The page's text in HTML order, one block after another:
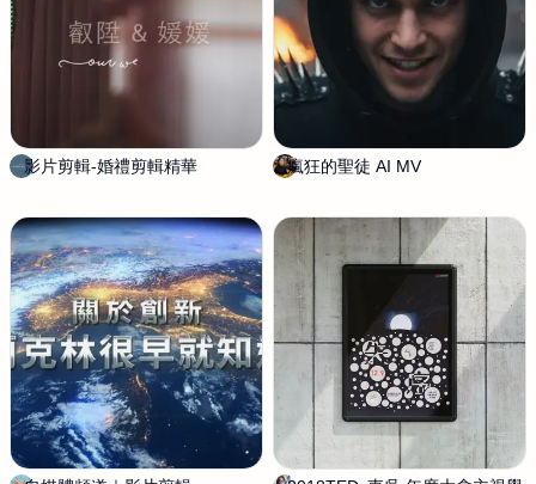
U
D
I
O
設
計
作
室
A
N
E
S
S
T
U
D
I
平
面
設
影片剪輯-婚禮剪輯精華
陳
淇
瘋狂的聖徒 AI MV